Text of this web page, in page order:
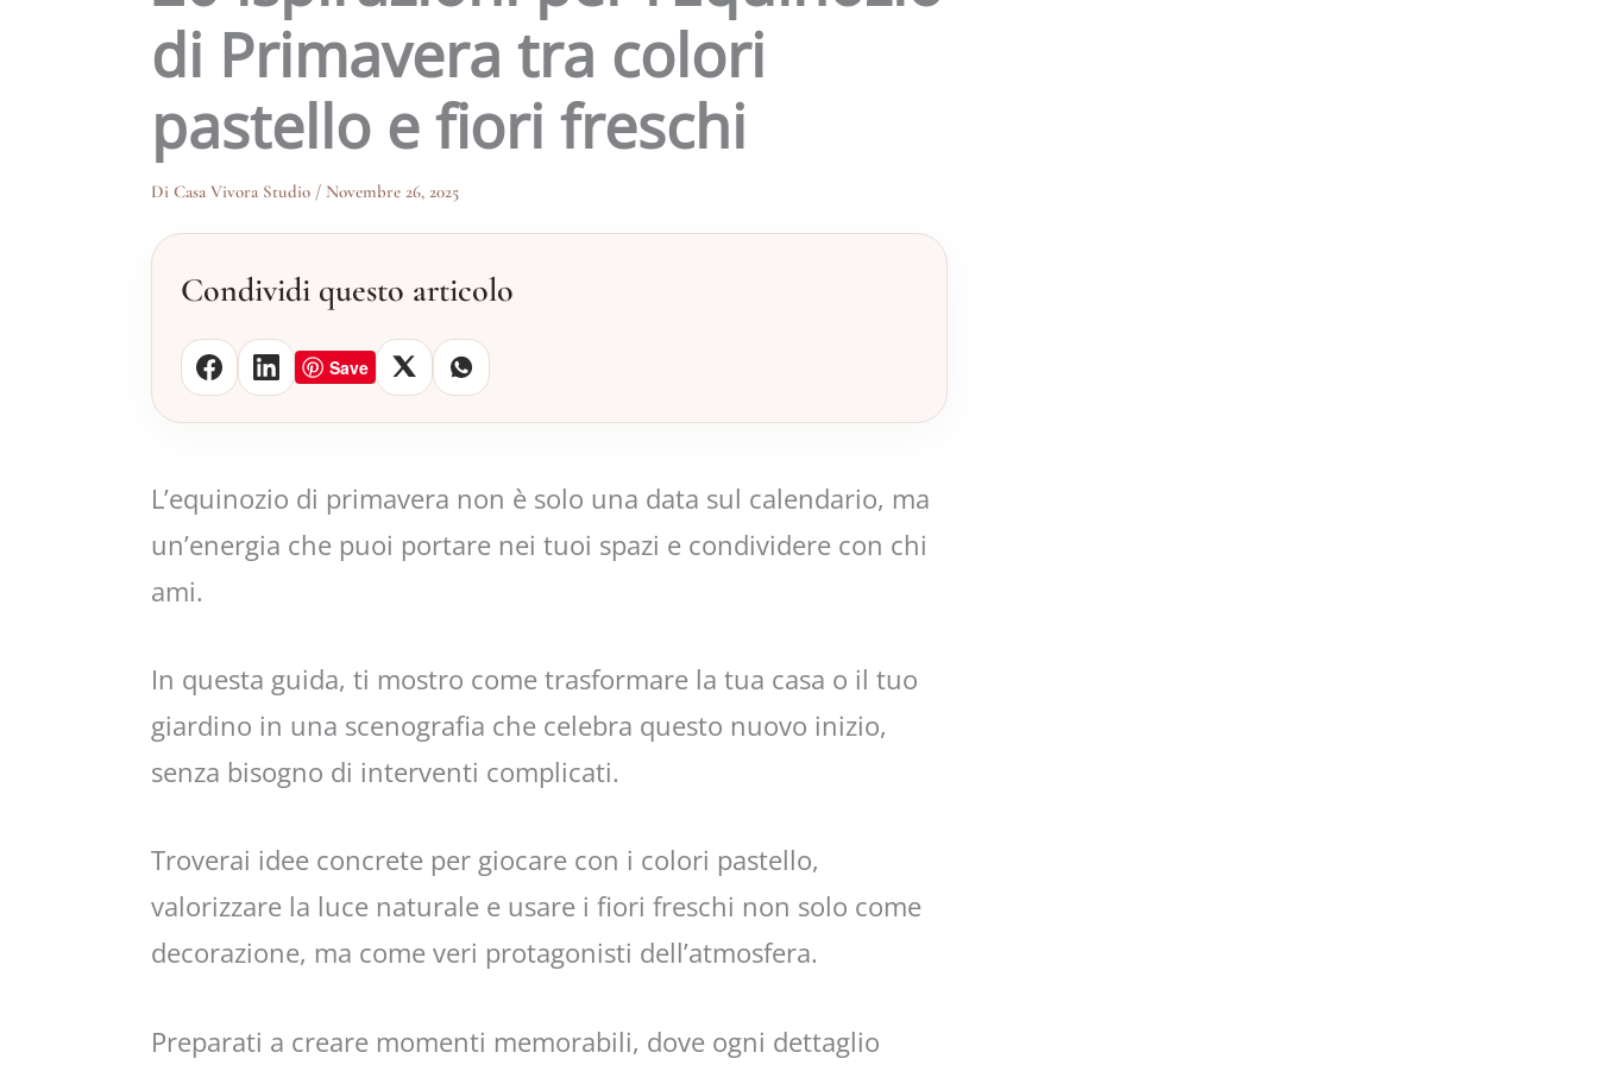
di Primavera tra colori
pastello e fiori freschi
Di Casa Vivora Studio / Novembre 26, 2025
Condividi questo articolo
Save
L’equinozio di primavera non è solo una data sul calendario, ma
un’energia che puoi portare nei tuoi spazi e condividere con chi
ami.
In questa guida, ti mostro come trasformare la tua casa o il tuo
giardino in una scenografia che celebra questo nuovo inizio,
senza bisogno di interventi complicati.
Troverai idee concrete per giocare con i colori pastello,
valorizzare la luce naturale e usare i fiori freschi non solo come
decorazione, ma come veri protagonisti dell’atmosfera.
Preparati a creare momenti memorabili, dove ogni dettaglio